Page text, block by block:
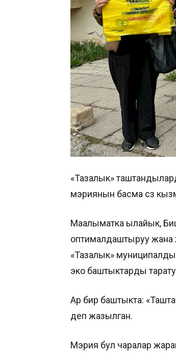
«Тазалык»
мэриянын басма сөз
Маалыматка ылайык,
оптималдаштыруу жана
«Тазалык»
эко баштыктарды
Ар бир баштыкта:
деп жазылган.
Мэрия бул чаралар